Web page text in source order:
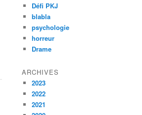
Défi PKJ
blabla
psychologie
horreur
Drame
ARCHIVES
2023
2022
2021